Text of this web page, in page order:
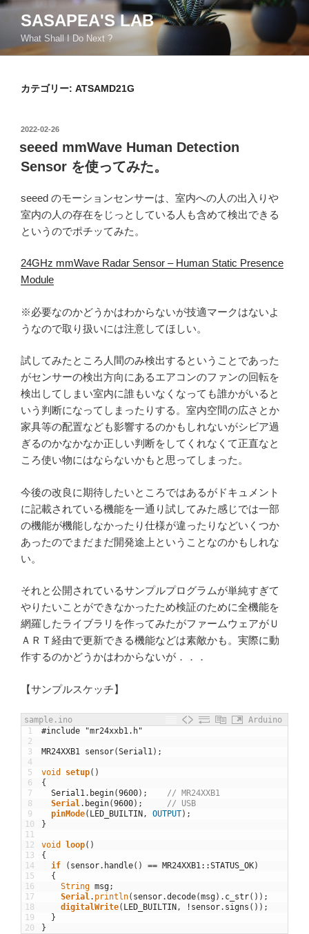
コ
ン
SASAPEA'S LAB
What Shall I Do Next ?
カテゴリー: ATSAMD21G
投
日:
2022-02-26
seeed mmWave Human Detection
Sensor を使ってみた。
seeed のモーションセンサーは、室内への人の出入りや
室内の人の存在をじっとしている人も含めて検出できる
というのでポチッてみた。
24GHz mmWave Radar Sensor – Human Static Presence
Module
※必要なのかどうかはわからないが技適マークはないよ
うなので取り扱いには注意してほしい。
試してみたところ人間のみ検出するということであった
がセンサーの検出方向にあるエアコンのファンの回転を
検出してしまい室内に誰もいなくなっても誰かがいると
いう判断になってしまったりする。室内空間の広さとか
家具等の配置なども影響するのかもしれないがシビア過
ぎるのかなかなか正しい判断をしてくれなくて正直なと
ころ使い物にはならないかもと思ってしまった。
今後の改良に期待したいところではあるがドキュメント
に記載されている機能を一通り試してみた感じでは一部
の機能が機能しなかったり仕様が違ったりなどいくつか
あったのでまだまだ開発途上ということなのかもしれな
い。
それと公開されているサンプルプログラムが単純すぎて
やりたいことができなかったため検証のために全機能を
網羅したライブラリを作ってみたがファームウェアがＵ
ＡＲＴ経由で更新できる機能などは素敵かも。実際に動
作するのかどうかはわからないが．．．
【サンプルスケッチ】
sample.ino
Arduino
1
2
3
4
5
6
7
8
9
10
11
12
13
14
15
16
17
18
19
20
#include "mr24xxb1.h"
MR24XXB1 sensor(Serial1) ;
void setup( )
{
Serial1. begin(9600) ;
// MR24XXB1
Serial. begin(9600) ;
// USB
pinMode( LED_BUILTIN , OUTPUT) ;
}
void loop( )
{
if
( sensor. handle( ) == MR24XXB1::STATUS_OK)
{
String msg;
Serial. println( sensor.decode(msg) . c_str( ) ) ;
digitalWrite( LED_BUILTIN , ! sensor. signs ( ) ) ;
}
}